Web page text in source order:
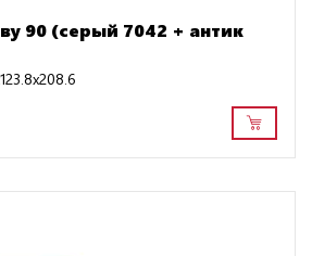
90 (серый 7042 + антик